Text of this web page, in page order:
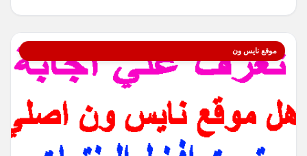
موقع نايس ون